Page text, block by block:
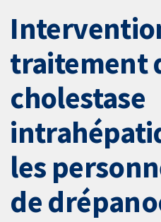
traitement
cholestase
les
de